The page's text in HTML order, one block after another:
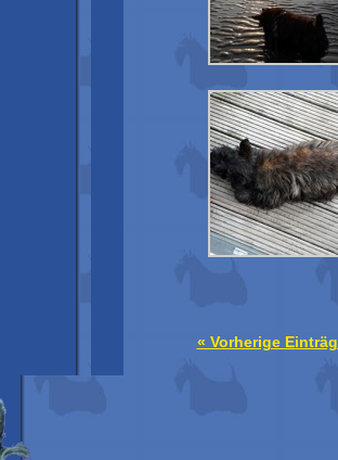
« Vorherige